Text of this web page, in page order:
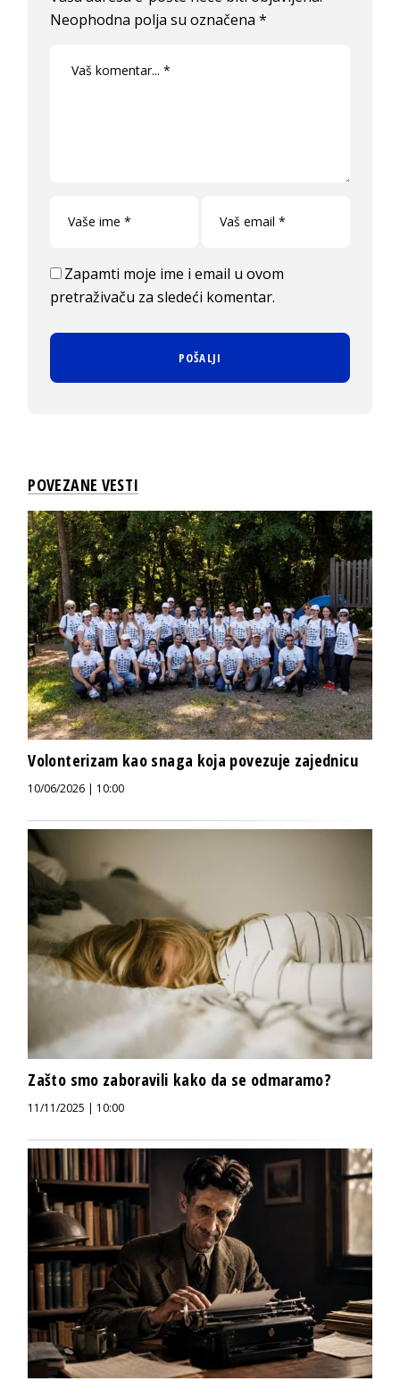
Neophodna polja su označena*
Zapamti moje ime i email u ovom
pretraživaču za sledeći komentar.
POVEZANE VESTI
Volonterizam kao snaga koja povezuje zajednicu
10/06/2026 | 10:00
Zašto smo zaboravili kako da se odmaramo?
11/11/2025 | 10:00